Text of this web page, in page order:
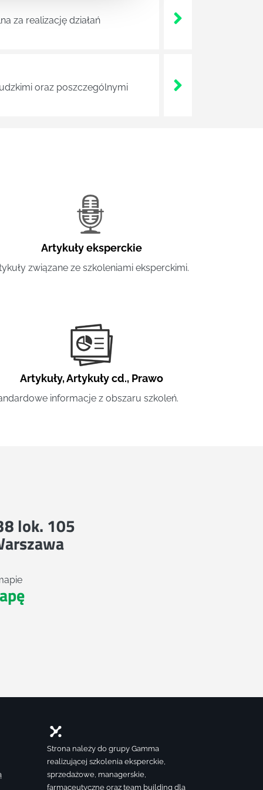
za realizację działań
oraz poszczególnymi
Artykuły eksperckie
związane ze szkoleniami eksperckimi.
Artykuły,Artykuły cd., Prawo
informacje z obszaru szkoleń.
lok. 105
Strona należy do grupy Gamma
realizującej szkolenia eksperckie,
sprzedażowe, managerskie,
farmaceutyczne oraz team building dla